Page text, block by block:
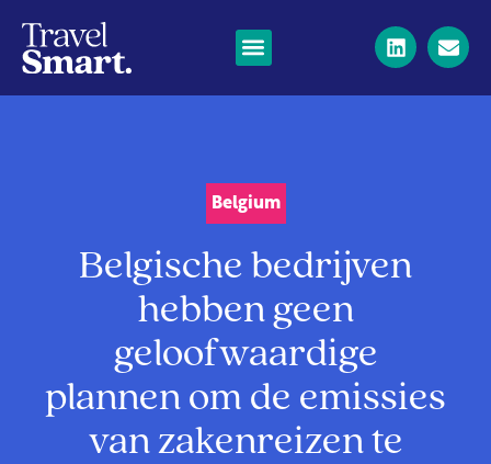
Belgium
Belgische bedrijven
hebben geen
geloofwaardige
plannen om de emissies
van zakenreizen te